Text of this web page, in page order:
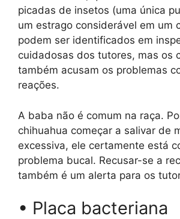
picadas de insetos (uma única
um estrago considerável em um
podem ser identificados em
cuidadosas dos tutores, mas os
também acusam os problemas
reações.
A baba não é comum na raça.
chihuahua começar a salivar de
excessiva, ele certamente está
problema bucal. Recusar-se a
também é um alerta para os
• Placa bacteriana